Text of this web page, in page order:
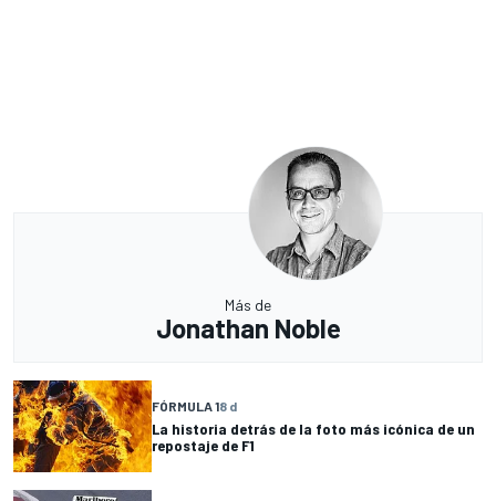
Más de
Jonathan Noble
FÓRMULA 18 d
La historia detrás de la foto más icónica de un
repostaje de F1